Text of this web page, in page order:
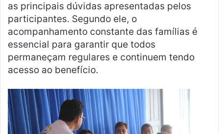
as principais dúvidas apresentadas pelos
participantes. Segundo ele, o
acompanhamento constante das famílias é
essencial para garantir que todos
permaneçam regulares e continuem tendo
acesso ao benefício.